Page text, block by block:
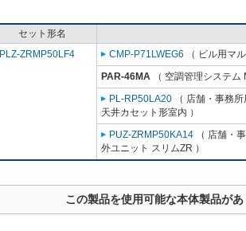
セット形名
PLZ-ZRMP50LF4
CMP-P71LWEG6 （ ビル用マ
PAR-46MA （ 空調管理システム
PL-RP50LA20 （ 店舗・事務
天井カセット形室内 ）
PUZ-ZRMP50KA14 （ 店舗・
外ユニット スリムZR ）
この製品を使用可能な本体製品が